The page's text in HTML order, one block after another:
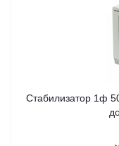
Стабилизатор 1ф